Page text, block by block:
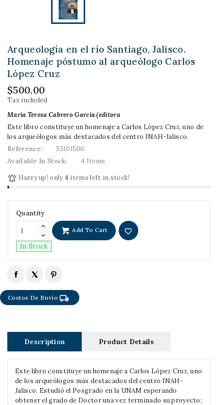
Arqueología en el río Santiago, Jalisco.
Homenaje póstumo al arqueólogo Carlos
López Cruz
$500.00
Tax included
María Teresa Cabrero García (editora
Este libro constituye un homenaje a Carlos López Cruz, uno de
los arqueólogos más destacados del centro INAH-Jalisco.
Reference:
55101500
Available In Stock:
4 Items
 Hurry up! only 4 items left in stock!
Quantity
Add To Cart favorite_border
In Stock
Costos De Envíolocal_shipping
Description Product Details
Este libro constituye un homenaje a Carlos López Cruz, uno
de los arqueólogos más destacados del centro INAH-
Jalisco. Estudió el Posgrado en la UNAM esperando
obtener el grado de Doctor una vez terminado su proyecto;